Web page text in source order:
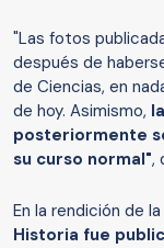
"Las fotos
después de
de Ciencias, en
de hoy. Asimismo,
posteriormente
su curso normal",
En la rendición de la
Historia fue